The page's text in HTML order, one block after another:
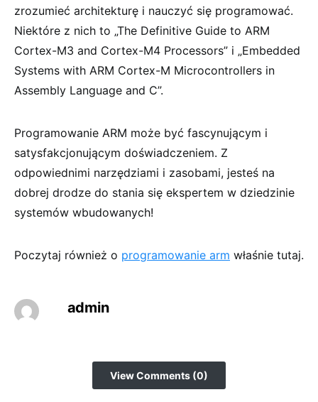
zrozumieć architekturę i nauczyć się programować.
Niektóre z nich to „The Definitive Guide to ARM
Cortex-M3 and Cortex-M4 Processors” i „Embedded
Systems with ARM Cortex-M Microcontrollers in
Assembly Language and C”.
Programowanie ARM może być fascynującym i
satysfakcjonującym doświadczeniem. Z
odpowiednimi narzędziami i zasobami, jesteś na
dobrej drodze do stania się ekspertem w dziedzinie
systemów wbudowanych!
Poczytaj również o programowanie arm właśnie tutaj.
admin
View Comments (0)